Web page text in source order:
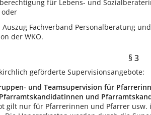
für Lebens- und
oder
Fachverband Personalberatung
der WKO.
§ 3
geförderte Supervisionsangebote:
und Teamsupervision für
und
gilt nur für Pfarrerinnen und Pfarrer